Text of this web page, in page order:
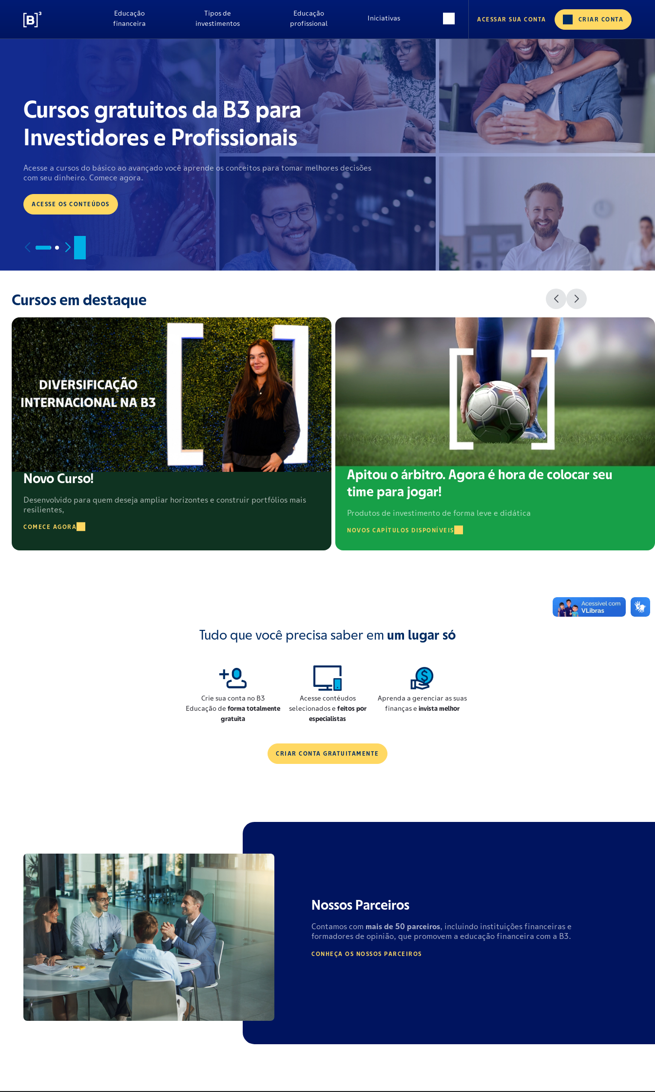
Educação
financeira
Tipos de
investimentos
Educação
profissional
Iniciativas ACESSAR SUA CONTA CRIAR CONTA
CONHEÇA O B3 FÁCIL: SUA
EMPRESA NA BOLSA
Um bate-papo com Marina Naime e Raphael Giovanini
Cursos em destaque
Novo Curso!
Desenvolvido para quem deseja ampliar horizontes e construir portfólios mais
resilientes,
COMECE AGORA
Apitou o árbitro. Agora é hora de colocar seu
time para jogar!
Produtos de investimento de forma leve e didática
NOVOS CAPÍTULOS DISPONÍVEIS
Tudo que você precisa saber em um lugar só
Crie sua conta no B3
Educação de forma totalmente
gratuita
Acesse contéudos
selecionados e feitos por
especialistas
Aprenda a gerenciar as suas
finanças e invista melhor
CRIAR CONTA GRATUITAMENTE
Nossos Parceiros
Contamos com mais de 50 parceiros, incluindo instituições financeiras e
formadores de opinião, que promovem a educação financeira com a B3.
CONHEÇA OS NOSSOS PARCEIROS